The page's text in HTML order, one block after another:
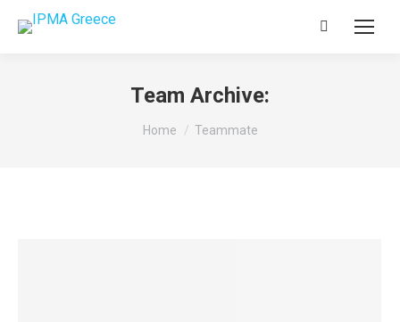
Search:
Team Archive:
You are here:
Home Teammate